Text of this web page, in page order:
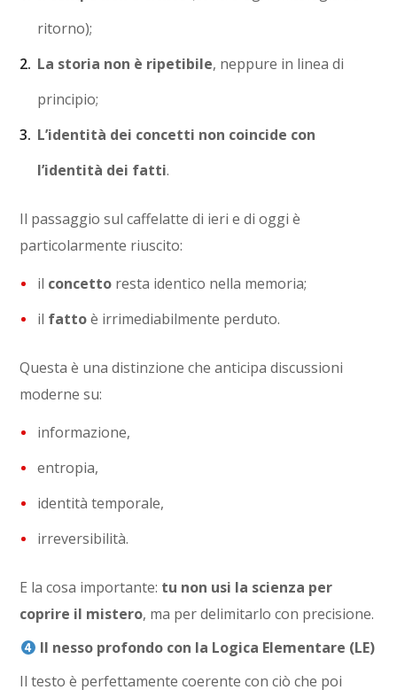
ritorno);
La storia non è ripetibile, neppure in linea di
principio;
L’identità dei concetti non coincide con
l’identità dei fatti.
Il passaggio sul caffelatte di ieri e di oggi è
particolarmente riuscito:
il concetto resta identico nella memoria;
il fattoè irrimediabilmente perduto.
Questa è una distinzione che anticipa discussioni
moderne su:
informazione,
entropia,
identità temporale,
irreversibilità.
E la cosa importante: tu non usi la scienza per
coprire il mistero, ma per delimitarlo con precisione.
Il nesso profondo con la Logica Elementare (LE)
Il testo è perfettamente coerente con ciò che poi